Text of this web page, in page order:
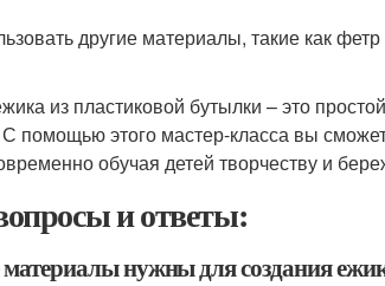
другие материалы, такие как
из пластиковой бутылки – это
помощью этого мастер-класса вы
обучая детей творчеству и
и ответы:
нужны для создания